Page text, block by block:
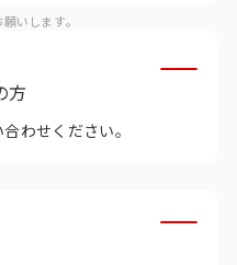
いします。
方
わせください。